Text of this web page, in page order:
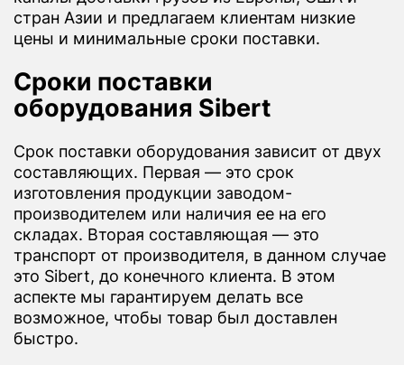
стран Азии и предлагаем клиентам низкие
цены и минимальные сроки поставки.
Сроки поставки
оборудования Sibert
Срок поставки оборудования зависит от двух
составляющих. Первая — это срок
изготовления продукции заводом-
производителем или наличия ее на его
складах. Вторая составляющая — это
транспорт от производителя, в данном случае
это Sibert, до конечного клиента. В этом
аспекте мы гарантируем делать все
возможное, чтобы товар был доставлен
быстро.